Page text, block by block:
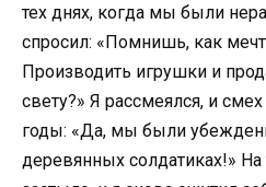
тех днях, когда мы были
спросил: «Помнишь, как
Производить игрушки и
свету?» Я рассмеялся, и
годы: «Да, мы были
деревянных солдатиках!»